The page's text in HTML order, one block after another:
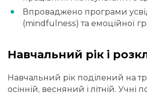
Впроваджено програми
(mindfulness) та емоційної
Навчальний рік і
Навчальний рік поділений на
осінній, весняний і літній. Учні